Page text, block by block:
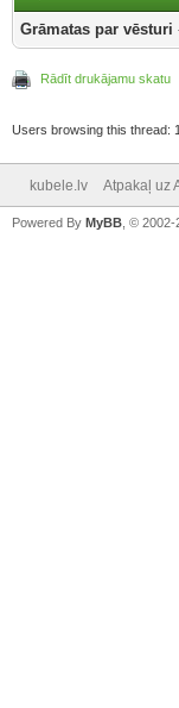
Grāmatas par vēsturi
Rādīt drukājamu skatu
Users browsing this thread:
kubele.lv Atpakaļ uz
Powered By MyBB , ©